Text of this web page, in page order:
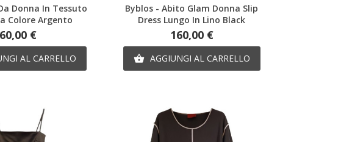
Anteprima
Donna In Tessuto
Colore Argento
Prezzo
60,00 €
AL CARRELLO
Anteprima
Byblos - Abito Glam Donna Slip
Dress Lungo In Lino Black
Prezzo
160,00 €
 AGGIUNGI AL CARRELLO